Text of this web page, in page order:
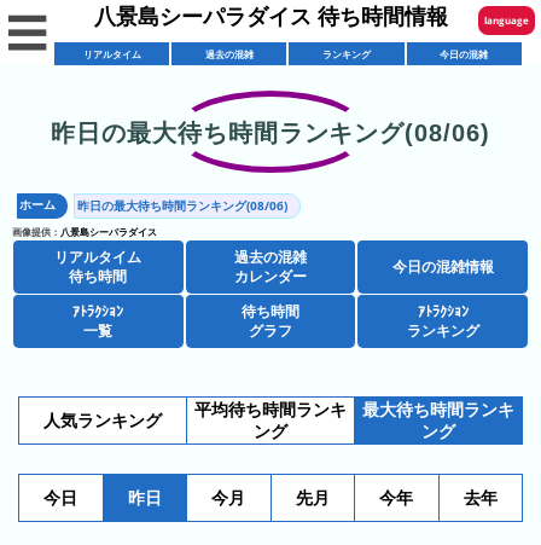
ア
ル
タ
時
間
混
雑
ー
カ
レ
ン
ダ
ー
ト
ラ
ン
一
覧
ョ
ッ
プ
一
ア
ト
ラ
ク
人
気
今
日
English
한국어
ภาษาไทย
日本語
☰ 八景島シーパラダイス 待ち時間情報 language
リアルタイム 過去の混雑 ランキング 今日の混雑
昨日の最大待ち時間ランキング(08/06)
ホーム 昨日の最大待ち時間ランキング(08/06)
画像提供： 八景島シーパラダイス
リアルタイム
待ち時間
過去の混雑
カレンダー
今日の混雑情報
ｱﾄﾗｸｼｮﾝ
一覧
待ち時間
グラフ
ｱﾄﾗｸｼｮﾝ
ランキング
人気ランキング
平均待ち時間ランキ
ング
最大待ち時間ランキ
ング
今日 昨日 今月 先月 今年 去年